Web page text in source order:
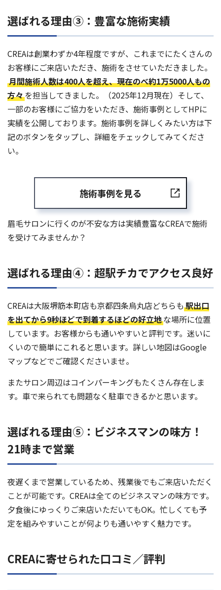
選ばれる理由③：豊富な施術実績
CREAは創業わずか4年程度ですが、これまでにたくさんの
お客様にご来店いただき、施術をさせていただきました。
月間施術人数は400人を超え、現在のべ約1万5000人もの
方々を担当してきました。（2025年12月現在）そして、
一部のお客様にご協力をいただき、施術事例としてHPに
実績を公開しております。施術事例を詳しくみたい方は下
記のボタンをタップし、詳細をチェックしてみてくださ
い。
施術事例を見る
眉毛サロンに行くのが不安な方は実績豊富なCREAで施術
を受けてみませんか？
選ばれる理由④：超駅チカでアクセス良好
CREAは大阪堺筋本町店も京都四条烏丸店どちらも 駅出口
を出てから9秒ほどで到着するほどの好立地な場所に位置
しています。お客様からも通いやすいと評判です。迷いに
くいので簡単にこれると思います。詳しい地図はGoogle
マップなどでご確認くださいませ。
またサロン周辺はコインパーキングもたくさん存在しま
す。車で来られても問題なく駐車できるかと思います。
選ばれる理由⑤：ビジネスマンの味方！
21時まで営業
夜遅くまで営業しているため、残業後でもご来店いただく
ことが可能です。CREAは全てのビジネスマンの味方です。
夕食後にゆっくりご来店いただいてもOK。忙しくても予
定を組みやすいことが何よりも通いやすく魅力です。
CREAに寄せられた口コミ／評判